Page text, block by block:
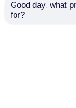
Good day, what
for?